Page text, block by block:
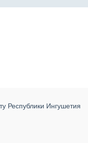
Республики Ингушетия